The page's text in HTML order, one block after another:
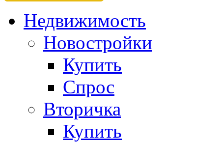
Недвижимость
Новостройки
Купить
Спрос
Вторичка
Купить